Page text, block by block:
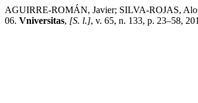
AGUIRRE-ROMÁN, Javier; SILVA-ROJAS,
06. Vniversitas, [S. l.], v. 65, n. 133, p. 23–58,